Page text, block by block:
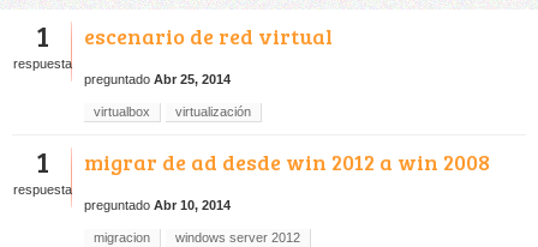
1
respuesta
escenario de red virtual
preguntado Abr 25, 2014
virtualbox virtualización
1
respuesta
migrar de ad desde win 2012 a win 2008
preguntado Abr 10, 2014
migracion
windows server 2012